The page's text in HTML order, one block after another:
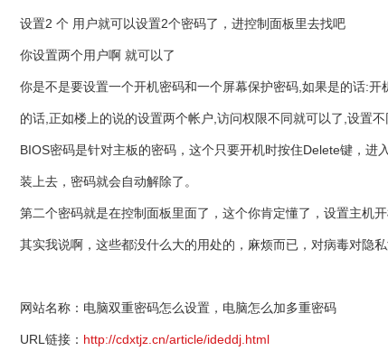
设置2 个 用户就可以设置2个密码了，进控制面板里去找吧
你设置两个用户啊 就可以了
你是不是要设置一个开机密码和一个屏幕保护密码,如果是的话:
的话,正如楼上的说的设置两个帐户,访问权限不同就可以了,设置
BIOS密码是针对主板的密码，这个只要开机时按住Delete键，
装上去，密码就会自动解除了。
第二个密码就是在控制面板里面了，这个你肯定懂了，设置主机开
其实我说啊，这些都没什么大的用处的，麻烦而已，对病毒对隐
网站名称：电脑双重密码怎么设置，电脑怎么加多重密码
URL链接： http://cdxtjz.cn/article/ideddj.html